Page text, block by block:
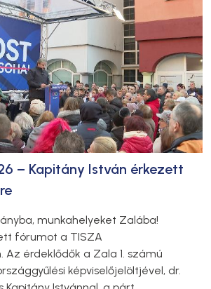
– Kapitány István érkezett
munkahelyeket Zalába!
fórumot a TISZA
érdeklődők a Zala 1. számú
képviselőjelöltjével, dr.